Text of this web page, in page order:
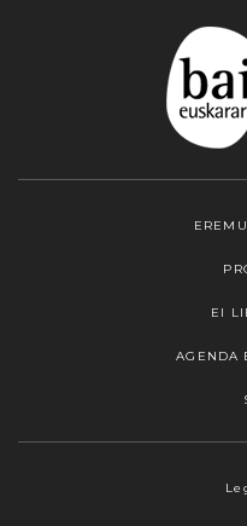
EI
AGENDA
Webgune honek